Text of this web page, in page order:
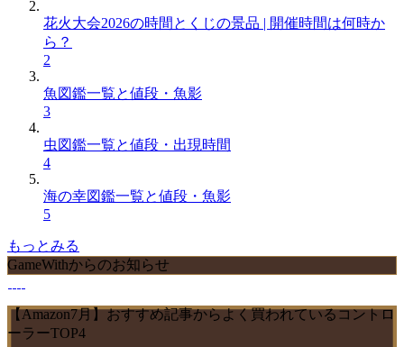
花火大会2026の時間とくじの景品 | 開催時間は何時か
ら？
2
魚図鑑一覧と値段・魚影
3
虫図鑑一覧と値段・出現時間
4
海の幸図鑑一覧と値段・魚影
5
もっとみる
GameWithからのお知らせ
【Amazon7月】おすすめ記事からよく買われているコントロ
ーラーTOP4